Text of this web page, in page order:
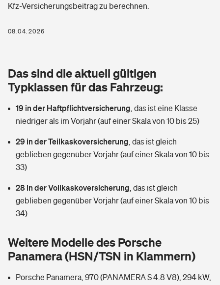
Rentenrechner: Wie viel Geld bekomme ich im Alter?
Wer versichert was: Jetzt Versicherer finden
Photovoltaik
Wärmepumpen versichern
Vermieterrrechtsschutz
Mietkautionsversicherung
Zur Übersicht
Tools
Wer versichert was: Jetzt Versicherer finden
Sie haben Fragen?
Kinderunfall­ver­si­che­rung
Reiseversicherung
Handyversicherung
Musikinstrumentenversicherung
Zur Übersicht
Private Krankenversicherung
Tierkrankenversicherung
Zur Übersicht
Tools
Sie haben Fragen?
Kfz-Versicherungsbeitrag zu berechnen.
08.04.2026
Das sind die aktuell gültigen
Typklassen für das Fahrzeug:
19 in der Haftpflichtversicherung das ist eine Klasse
niedriger als im Vorjahr (auf einer Skala von 10 bis 25)
29 in der Teilkaskoversicherung das ist gleich
geblieben gegenüber Vorjahr (auf einer Skala von 10 bis
33)
28 in der Vollkaskoversicherung das ist gleich
geblieben gegenüber Vorjahr (auf einer Skala von 10 bis
34)
Weitere Modelle des Porsche
Panamera (HSN/TSN in Klammern)
Porsche Panamera, 970 (PANAMERA S 4.8 V8), 294 kW,